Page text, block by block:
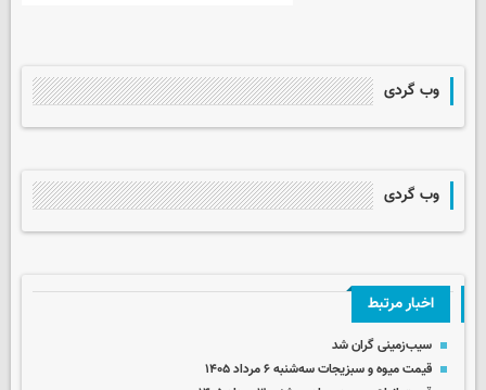
وب گردی
وب گردی
اخبار مرتبط
سیب‌زمینی گران شد
قیمت میوه و سبزیجات سه‌شنبه ۶ مرداد ۱۴۰۵